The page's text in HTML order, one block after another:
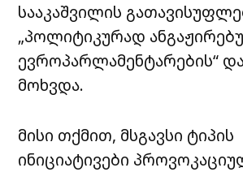
სააკაშვილის
„პოლიტიკურად
ევროპარლამენტარების“
მოხვდა.
მისი თქმით, მსგავსი ტიპის
ინიციატივები